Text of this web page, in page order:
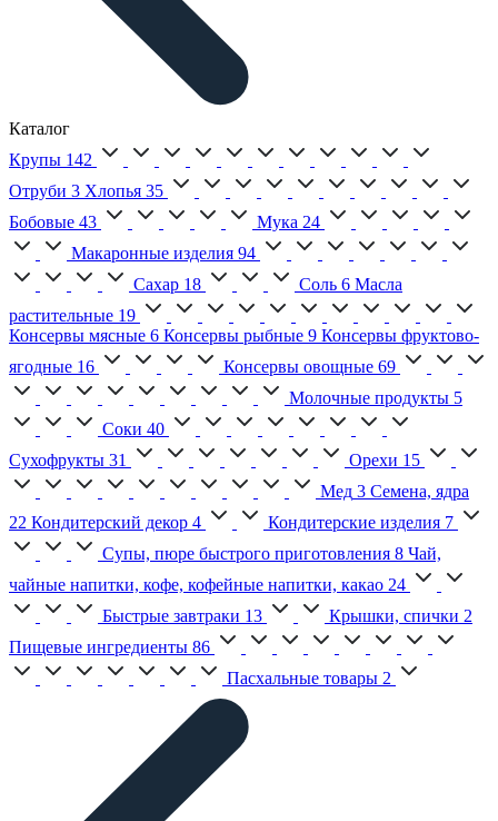
Каталог
Крупы 142
Отруби 3 Хлопья 35
Бобовые 43 Мука 24
Макаронные изделия 94
Сахар 18 Соль 6 Масла
растительные 19
Консервы мясные 6 Консервы рыбные 9 Консервы фруктово-
ягодные 16 Консервы овощные 69
Молочные продукты 5
Соки 40
Сухофрукты 31 Орехи 15
Мед 3 Семена, ядра
22 Кондитерский декор 4 Кондитерские изделия 7
Супы, пюре быстрого приготовления 8 Чай,
чайные напитки, кофе, кофейные напитки, какао 24
Быстрые завтраки 13 Крышки, спички 2
Пищевые ингредиенты 86
Пасхальные товары 2